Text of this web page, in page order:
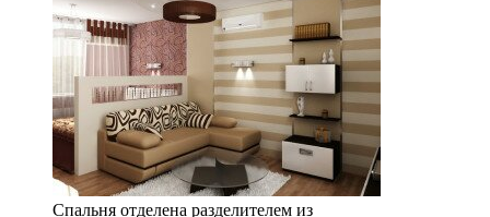
Спальня отделена разделителем из